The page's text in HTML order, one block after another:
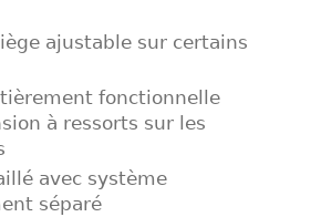
ajustable sur certains
fonctionnelle
à ressorts sur les
avec système
séparé